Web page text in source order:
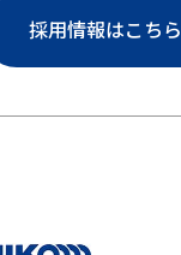
採用情報はこちら